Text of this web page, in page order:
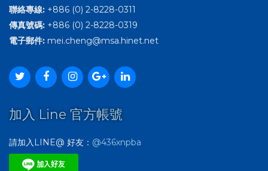
聯絡專線: +886 (0) 2-8228-0311
傳真號碼: +886 (0) 2-8228-0319
電子郵件: mei.cheng@msa.hinet.net
加入 Line 官方帳號
請加入LINE@ 好友： @436xnpba